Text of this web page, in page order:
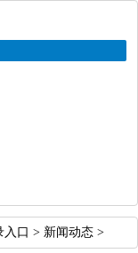
口 > 新闻动态 >